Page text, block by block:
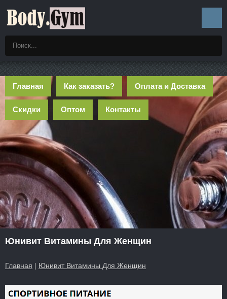
Главная Как заказать? Оплата и Доставка
Скидки Оптом Контакты
Юнивит Витамины Для Женщин
Главная | Юнивит Витамины Для Женщин